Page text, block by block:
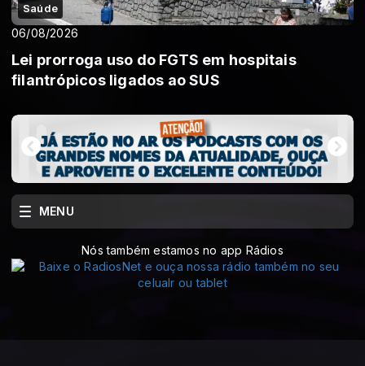
Saúde
06/08/2026
Lei prorroga uso do FGTS em hospitais
filantrópicos ligados ao SUS
MENU
Nós também estamos no app Rádios